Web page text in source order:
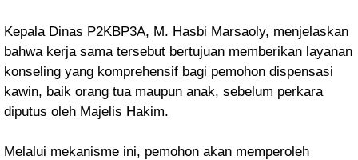
Kepala Dinas P2KBP3A, M. Hasbi Marsaoly, menjelaskan
bahwa kerja sama tersebut bertujuan memberikan layanan
konseling yang komprehensif bagi pemohon dispensasi
kawin, baik orang tua maupun anak, sebelum perkara
diputus oleh Majelis Hakim.
Melalui mekanisme ini, pemohon akan memperoleh